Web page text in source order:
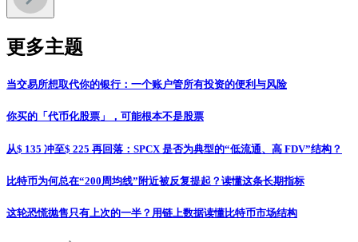
更多主题
当交易所想取代你的银行：一个账户管所有投资的便利与风险
你买的「代币化股票」，可能根本不是股票
从$ 135 冲至$ 225 再回落：SPCX 是否为典型的“低流通、高 FDV”结构？
比特币为何总在“200周均线”附近被反复提起？读懂这条长期指标
这轮恐慌抛售只有上次的一半？用链上数据读懂比特币市场结构